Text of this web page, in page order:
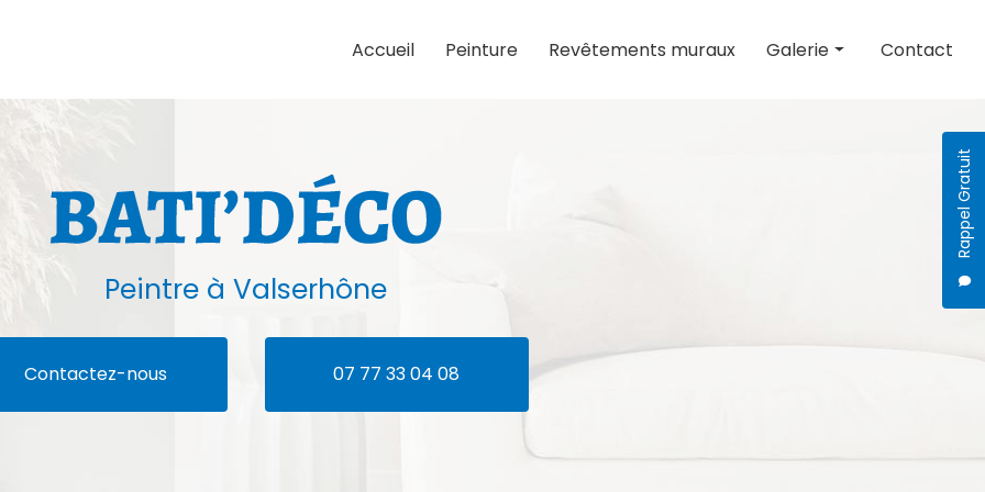
Rappel Gratuit
Accueil
Peinture Revêtements muraux Galerie Contact
Peintre à Valserhône
Contactez-nous 07 77 33 04 08